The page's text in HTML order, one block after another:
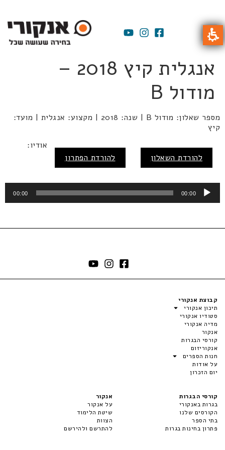
אנגלית קיץ 2018 –
מודול B
מספר שאלון: מודול B | שנה: 2018 | מקצוע: אנגלית | מועד:
קיץ
להורדת השאלון להורדת הפתרון
אודיו:
00:00
00:00
קבוצת אנקורי
תיכון אנקורי
סטודיו אנקורי
מדיה אנקורי
אנקור
קורסי הבגרות
אנקוריזום
חנות הספרים
על אודות
יום הזכרון
קורסי הבגרות
בגרות באנקורי
הקורסים שלנו
בתי הספר
פתרון בחינות בגרות
אנקור
על אנקור
שיטת הלימוד
הצוות
להתרשם ולהירשם